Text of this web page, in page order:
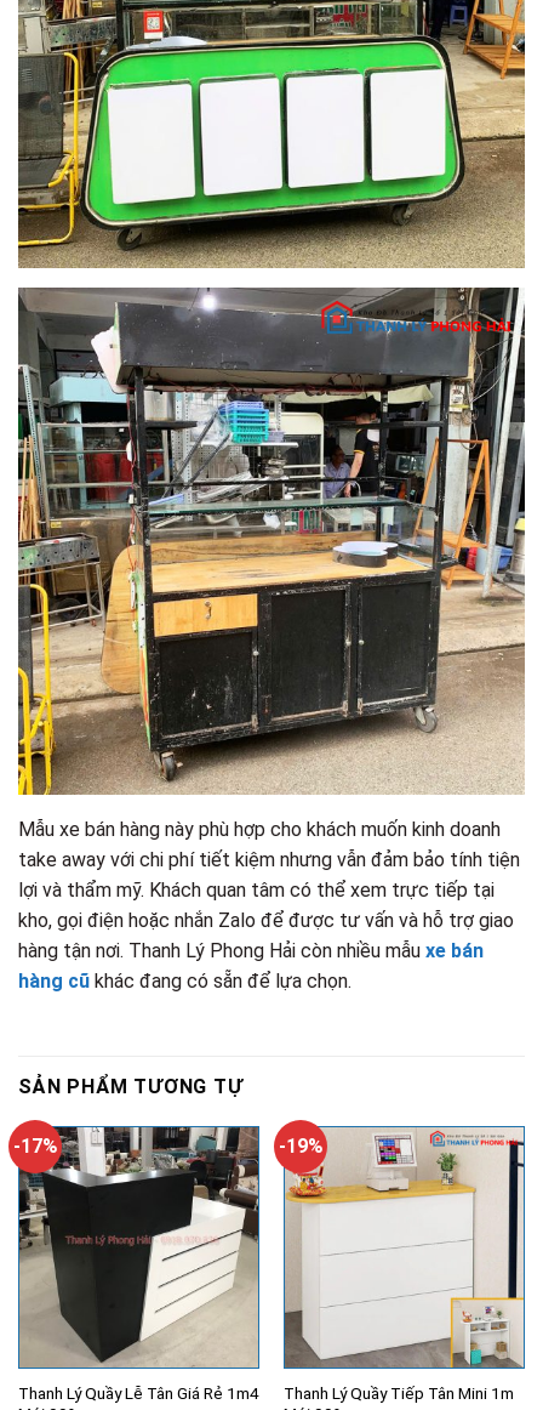
Mẫu xe bán hàng này phù hợp cho khách muốn kinh doanh
take away với chi phí tiết kiệm nhưng vẫn đảm bảo tính tiện
lợi và thẩm mỹ. Khách quan tâm có thể xem trực tiếp tại
kho, gọi điện hoặc nhắn Zalo để được tư vấn và hỗ trợ giao
hàng tận nơi. Thanh Lý Phong Hải còn nhiều mẫu xe bán
hàng cũ khác đang có sẵn để lựa chọn.
SẢN PHẨM TƯƠNG TỰ
-17%
Thanh Lý Quầy Lễ Tân Giá Rẻ 1m4
-19%
Thanh Lý Quầy Tiếp Tân Mini 1m